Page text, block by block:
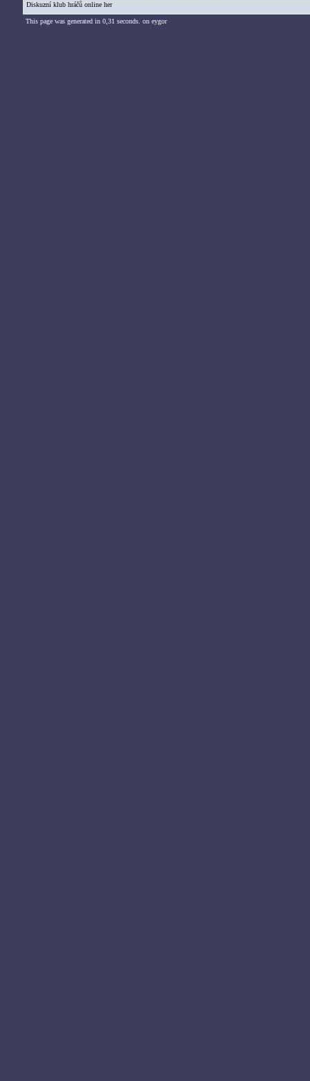
Diskuzní klub hráčů online her
This page was generated in 0,31 seconds. on eygor